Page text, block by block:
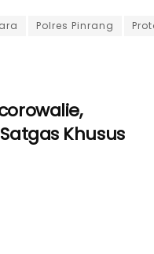
Polres Pinrang
Khusus